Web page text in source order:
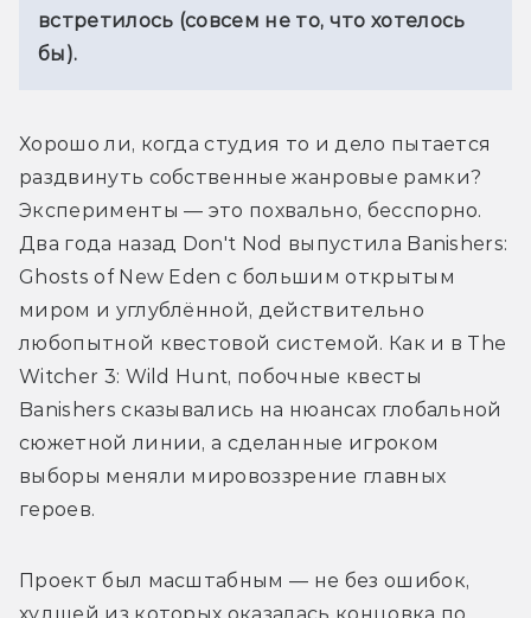
встретилось (совсем не то, что хотелось
бы).
Хорошо ли, когда студия то и дело пытается
раздвинуть собственные жанровые рамки?
Эксперименты — это похвально, бесспорно.
Два года назад Don't Nod выпустила Banishers:
Ghosts of New Eden с большим открытым
миром и углублённой, действительно
любопытной квестовой системой. Как и в The
Witcher 3: Wild Hunt, побочные квесты
Banishers сказывались на нюансах глобальной
сюжетной линии, а сделанные игроком
выборы меняли мировоззрение главных
героев.
Проект был масштабным — не без ошибок,